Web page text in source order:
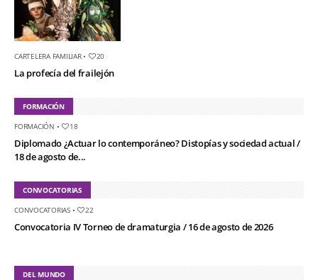
CARTELERA FAMILIAR• 20
La profecía del frailejón
FORMACIÓN
FORMACIÓN • 18
Diplomado ¿Actuar lo contemporáneo? Distopías y sociedad actual /
18 de agosto de...
CONVOCATORIAS
CONVOCATORIAS• 22
Convocatoria IV Torneo de dramaturgia / 16 de agosto de 2026
DEL MUNDO